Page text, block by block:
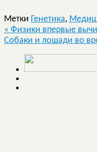
Метки Генетика,
« Физики впервые
Собаки и лошади во